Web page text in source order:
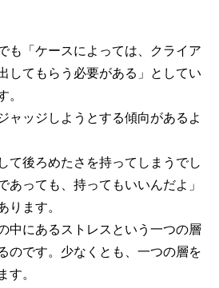
も「ケースによっては、クライア
してもらう必要がある」としてい
。
ャッジしようとする傾向があるよ
て後ろめたさを持ってしまうでし
あっても、持ってもいいんだよ」
ります。
中にあるストレスという一つの層
のです。少なくとも、一つの層を
す。